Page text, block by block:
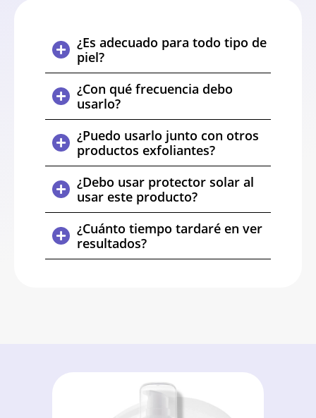
¿Es adecuado para todo tipo de
piel?
¿Con qué frecuencia debo
usarlo?
¿Puedo usarlo junto con otros
productos exfoliantes?
¿Debo usar protector solar al
usar este producto?
¿Cuánto tiempo tardaré en ver
resultados?